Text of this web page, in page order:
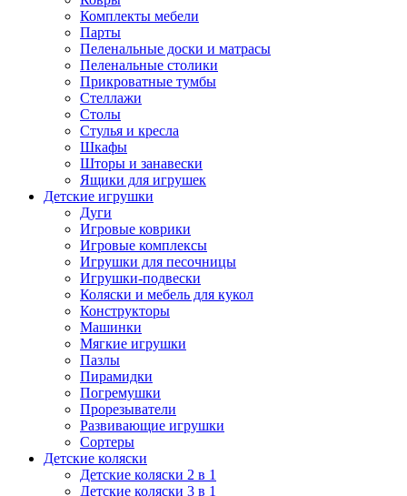
Комплекты мебели
Парты
Пеленальные доски и матрасы
Пеленальные столики
Прикроватные тумбы
Стеллажи
Столы
Стулья и кресла
Шкафы
Шторы и занавески
Ящики для игрушек
Детские игрушки
Дуги
Игровые коврики
Игровые комплексы
Игрушки для песочницы
Игрушки-подвески
Коляски и мебель для кукол
Конструкторы
Машинки
Мягкие игрушки
Пазлы
Пирамидки
Погремушки
Прорезыватели
Развивающие игрушки
Сортеры
Детские коляски
Детские коляски 2 в 1
Детские коляски 3 в 1